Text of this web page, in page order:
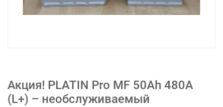
Акция! PLATIN Pro MF 50Ah 480A
(L+) – необслуживаемый